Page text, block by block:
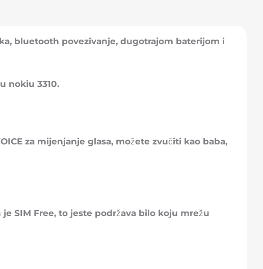
bluetooth povezivanje, dugotrajom baterijom i
nokiu 3310.
za mijenjanje glasa, možete zvučiti kao baba,
SIM Free, to jeste podržava bilo koju mrežu